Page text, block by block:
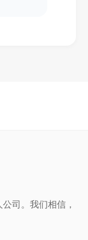
司。我们相信，